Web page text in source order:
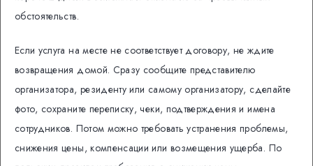
обстоятельств.
Если услуга на месте не соответствует договору, не ждите
возвращения домой. Сразу сообщите представителю
организатора, резиденту или самому организатору, сделайте
фото, сохраните переписку, чеки, подтверждения и имена
сотрудников. Потом можно требовать устранения проблемы,
снижения цены, компенсации или возмещения ущерба. По